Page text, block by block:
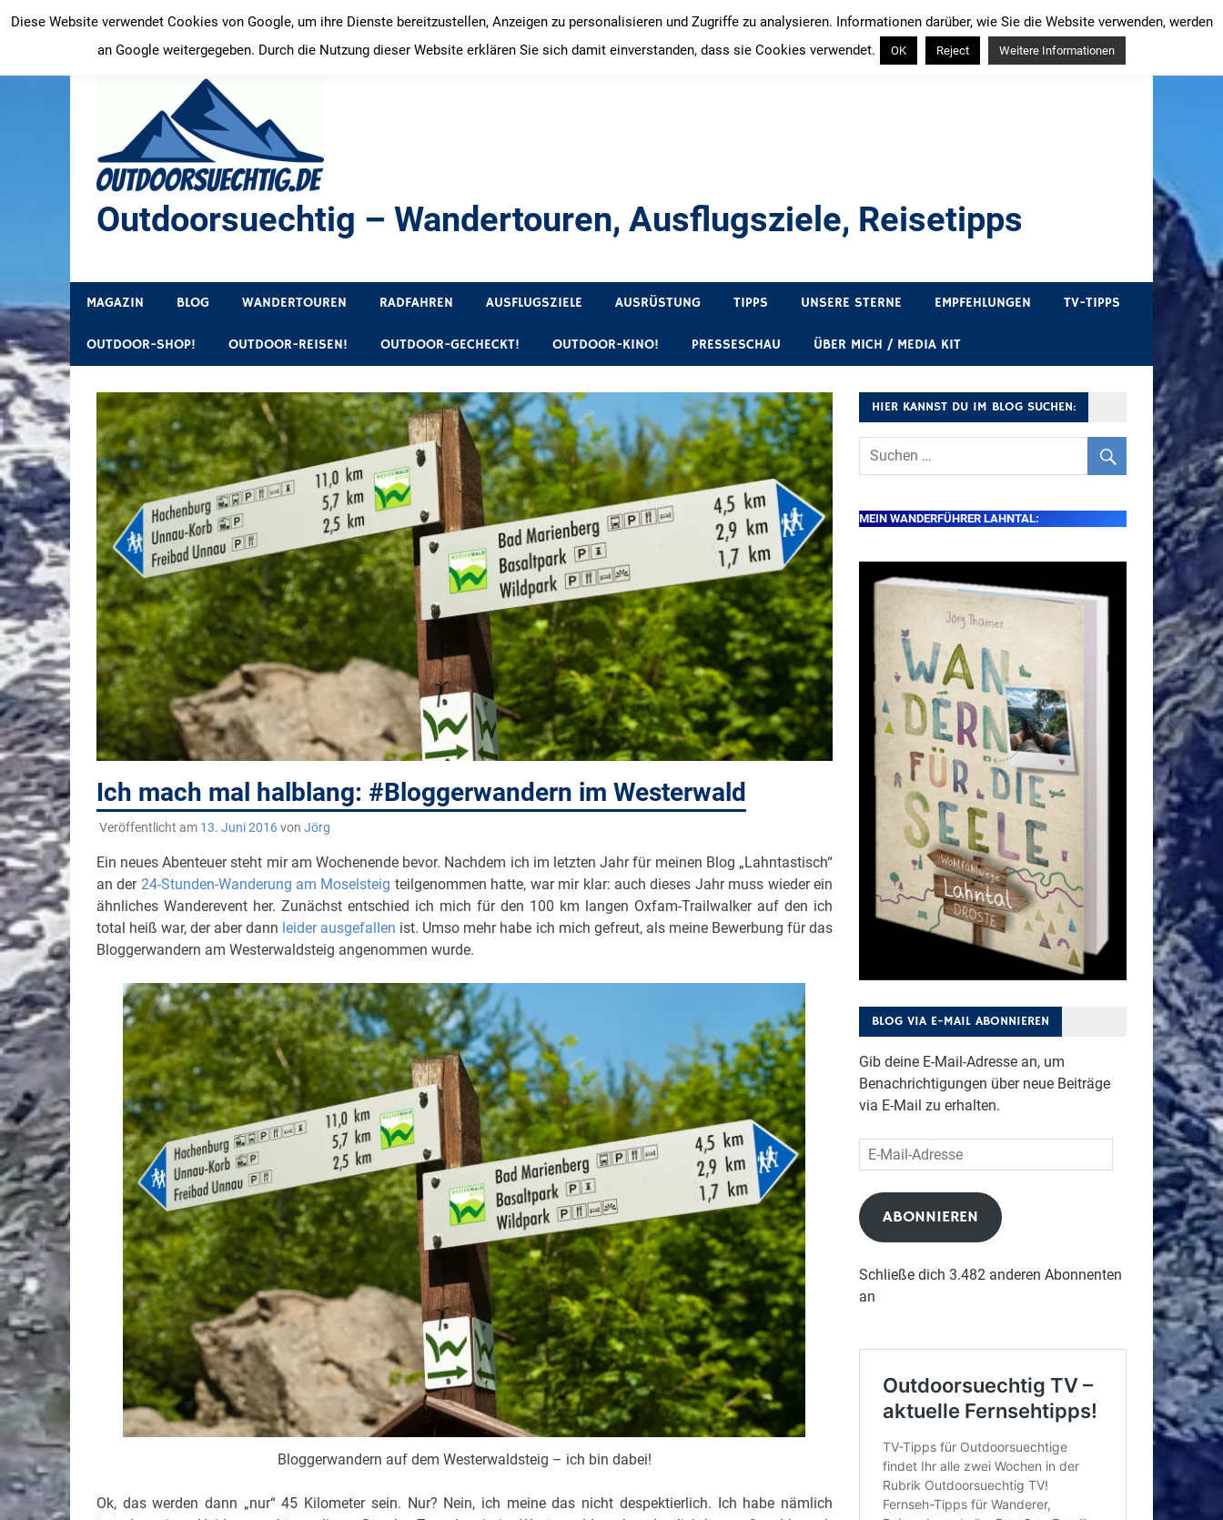
Inhalt
springen
Outdoorsuechtig – Wandertouren, Ausflugsziele, Reisetipps
MAGAZIN BLOG WANDERTOUREN RADFAHREN AUSFLUGSZIELE AUSRÜSTUNG TIPPS UNSERE STERNE EMPFEHLUNGEN TV-TIPPS
OUTDOOR-SHOP! OUTDOOR-REISEN! OUTDOOR-GECHECKT! OUTDOOR-KINO! PRESSESCHAU ÜBER MICH / MEDIA KIT
Ich mach mal halblang: #Bloggerwandern im Westerwald
Veröffentlicht am 13. Juni 2016von Jörg
Ein neues Abenteuer steht mir am Wochenende bevor. Nachdem ich im letzten Jahr für meinen Blog „Lahntastisch“
an der 24-Stunden-Wanderung am Moselsteig teilgenommen hatte, war mir klar: auch dieses Jahr muss wieder ein
ähnliches Wanderevent her. Zunächst entschied ich mich für den 100 km langen Oxfam-Trailwalker auf den ich
total heiß war, der aber dann leider ausgefallen ist. Umso mehr habe ich mich gefreut, als meine Bewerbung für das
Bloggerwandern am Westerwaldsteig angenommen wurde.
Bloggerwandern auf dem Westerwaldsteig – ich bin dabei!
Ok, das werden dann „nur“ 45 Kilometer sein. Nur? Nein, ich meine das nicht despektierlich. Ich habe nämlich
HIER KANNST DU IM BLOG SUCHEN:
MEIN WANDERFÜHRER LAHNTAL:
BLOG VIA E-MAIL ABONNIEREN
Gib deine E-Mail-Adresse an, um
Benachrichtigungen über neue Beiträge
via E-Mail zu erhalten.
E-
Mail-
Adresse
ABONNIEREN
Schließe dich 3.482 anderen Abonnenten
an
Diese Website verwendet Cookies von Google, um ihre Dienste bereitzustellen, Anzeigen zu personalisieren und Zugriffe zu analysieren. Informationen darüber, wie Sie die Website verwenden, werden
an Google weitergegeben. Durch die Nutzung dieser Website erklären Sie sich damit einverstanden, dass sie Cookies verwendet.
OK Reject Weitere Informationen